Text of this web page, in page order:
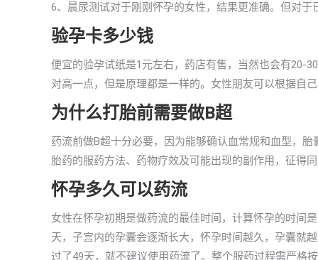
6、晨尿测试对于刚刚怀孕的女性，结果更准确。但对
验孕卡多少钱
便宜的验孕试纸是1元左右，药店有售，当然也会有20-
对高一点，但是原理都是一样的。女性朋友可以根据自
为什么打胎前需要做B超
药流前做B超十分必要，因为能够确认血常规和血型，
胎药的服药方法、药物疗效及可能出现的副作用，征得
怀孕多久可以药流
女性在怀孕初期是做药流的最佳时间，计算怀孕的时间
天，子宫内的孕囊会逐渐长大，怀孕时间越久，孕囊就
过了49天，就不建议使用药流了。整个服药过程需严格